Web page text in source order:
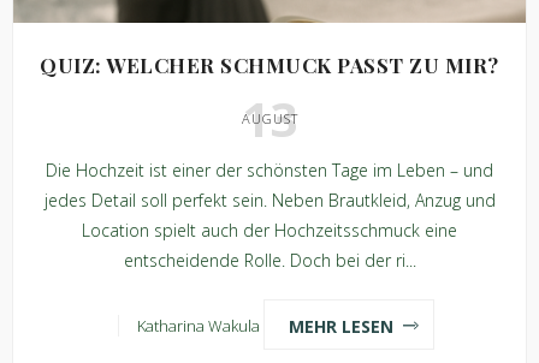
QUIZ: WELCHER SCHMUCK PASST ZU MIR?
13
AUGUST
Die Hochzeit ist einer der schönsten Tage im Leben – und
jedes Detail soll perfekt sein. Neben Brautkleid, Anzug und
Location spielt auch der Hochzeitsschmuck eine
entscheidende Rolle. Doch bei der ri...
Katharina Wakula MEHR LESEN